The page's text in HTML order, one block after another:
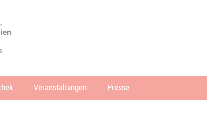
Veranstaltungen Presse